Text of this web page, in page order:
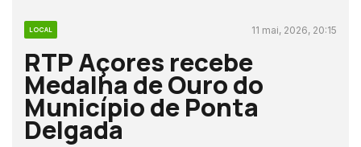
LOCAL 11 mai, 2026, 20:15
RTP Açores recebe
Medalha de Ouro do
Município de Ponta
Delgada